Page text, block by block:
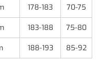
178-183 70-75
183-188 75-80
188-193 85-92